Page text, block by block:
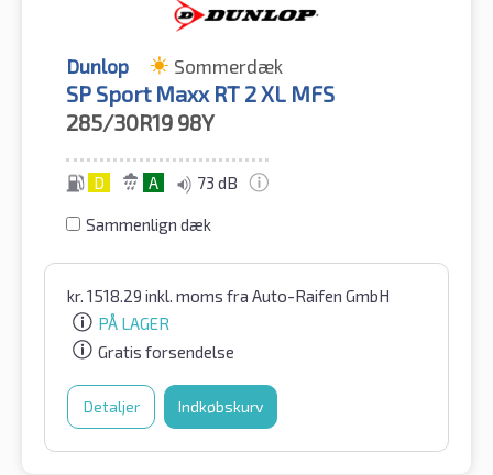
Dunlop Sommerdæk
SP Sport Maxx RT 2 XL MFS
285/30R19 98Y
D A 73 dB
Sammenlign dæk
kr. 1518.29 inkl. moms fra Auto-Raifen GmbH
PÅ LAGER
Gratis forsendelse
Detaljer Indkøbskurv